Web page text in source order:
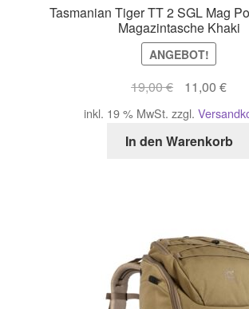
Tasmanian Tiger TT 2 SGL Mag
Magazintasche Khaki
ANGEBOT!
19,00€
Preis
war:
19,00 €
11,00 €
Preis
inkl. 19 % MwSt. zzgl.
In den Warenkorb